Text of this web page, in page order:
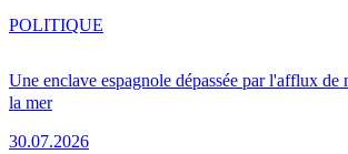
Une enclave espagnole dépassée par l'afflux de
la mer
30.07.2026
POLITIQUE